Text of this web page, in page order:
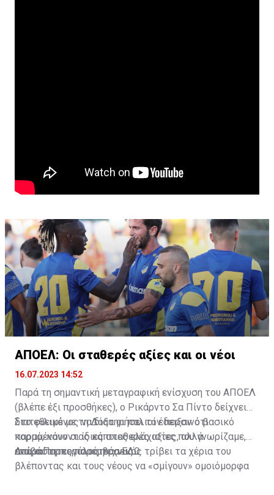
ΑΠΟΕΛ: Οι σταθερές αξίες και οι νέοι
16.07.2023 14:52
Παρά τη σημαντική μεταγραφική ενίσχυση του ΑΠΟΕΛ
(βλέπε έξι προσθήκες), ο Ρικάρντο Σα Πίντο δείχνει
διατεθειμένος να διατηρήσει τον περσινό βασικό
κορμό, κάνοντας κάποιες ελάχιστες, αλλά
απαραίτητες παρεμβάσεις.
Στο φιλικό με τη Δόξα οι παλιοί έδειξαν ότι
παραμένουν οι ίδιες σταθερές αξίες που γνωρίζαμε,
ενώ ο Πορτογάλος τεχνικός τρίβει τα χέρια του
βλέποντας και τους νέους να «σμίγουν» ομοιόμορφα
Διαβάστε περισσότεραΕΔΩ.